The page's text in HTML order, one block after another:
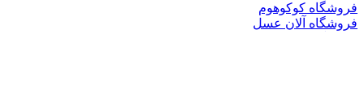
فروشگاه کوکوهوم
فروشگاه آلان عسل